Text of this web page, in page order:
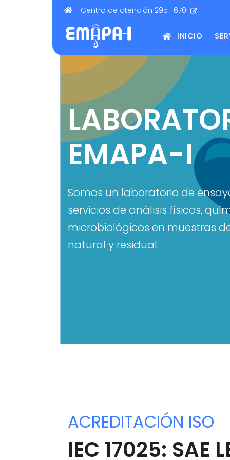
Centro de atención 2951-670
INICIO
EMAPA-I
Somos un laboratorio de
servicios de análisis físicos,
microbiológicos en muestras
natural y residual.
ACREDITACIÓN ISO
IEC 17025: SAE